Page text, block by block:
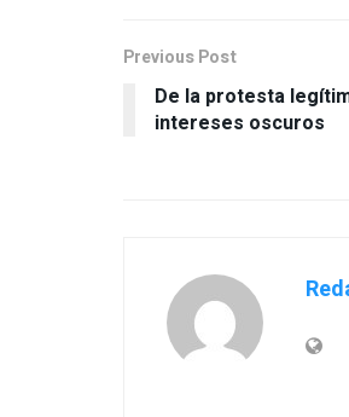
Previous Post
De la protesta
intereses oscuros